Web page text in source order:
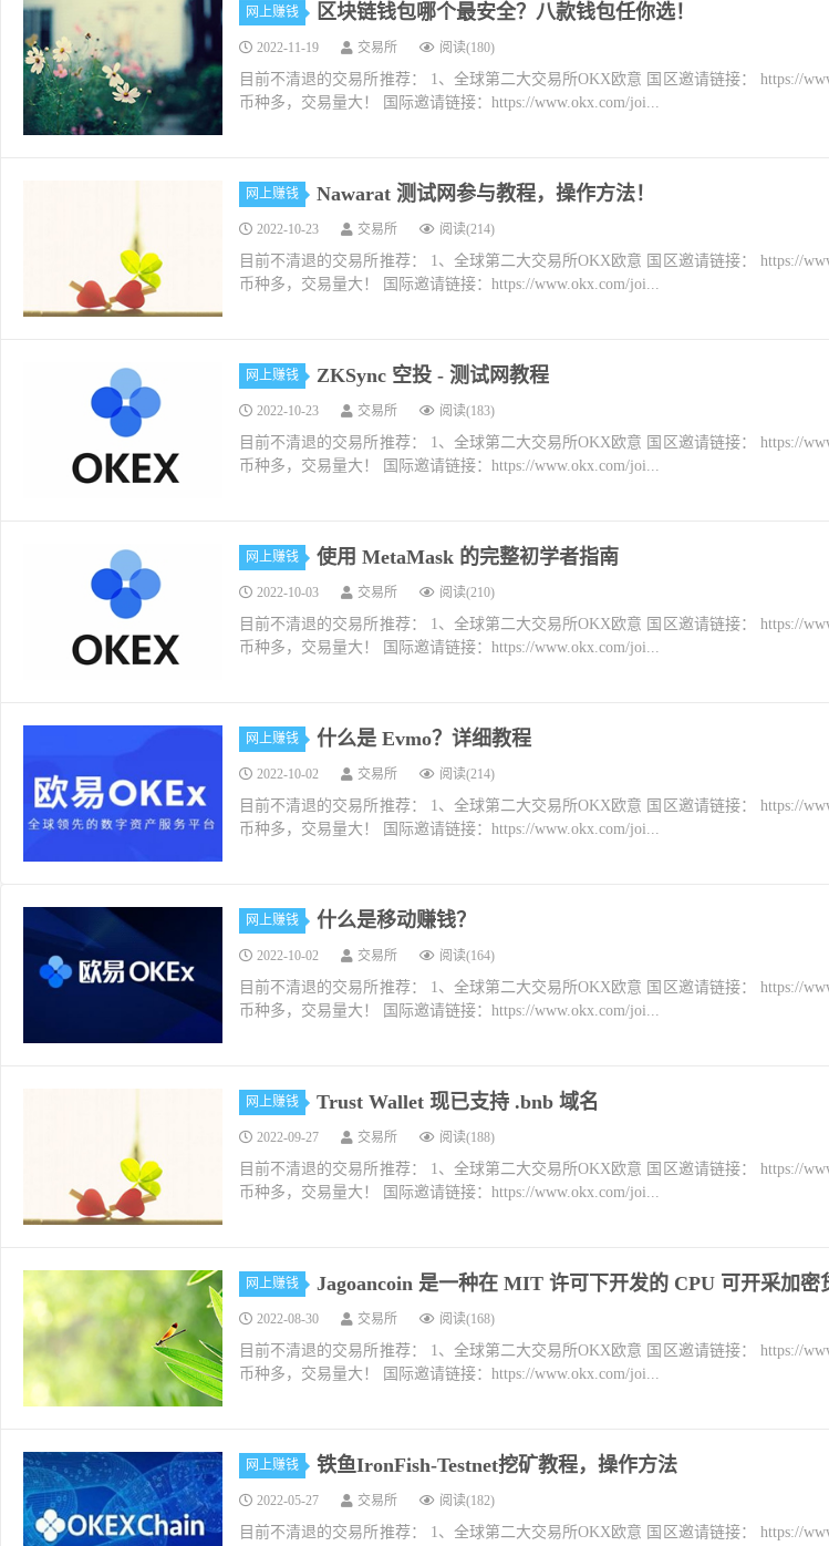
网上赚钱 区块链钱包哪个最安全？八款钱包任你选！
2022-11-19 交易所 阅读(180)
目前不清退的交易所推荐： 1、全球第二大交易所OKX欧意 国区邀请链接： https://
币种多，交易量大！ 国际邀请链接：https://www.okx.com/joi...
网上赚钱 Nawarat 测试网参与教程，操作方法！
2022-10-23 交易所 阅读(214)
目前不清退的交易所推荐： 1、全球第二大交易所OKX欧意 国区邀请链接： https://
币种多，交易量大！ 国际邀请链接：https://www.okx.com/joi...
网上赚钱 ZKSync 空投 - 测试网教程
2022-10-23 交易所 阅读(183)
目前不清退的交易所推荐： 1、全球第二大交易所OKX欧意 国区邀请链接： https://
币种多，交易量大！ 国际邀请链接：https://www.okx.com/joi...
网上赚钱 使用 MetaMask 的完整初学者指南
2022-10-03 交易所 阅读(210)
目前不清退的交易所推荐： 1、全球第二大交易所OKX欧意 国区邀请链接： https://
币种多，交易量大！ 国际邀请链接：https://www.okx.com/joi...
网上赚钱 什么是 Evmo？详细教程
2022-10-02 交易所 阅读(214)
目前不清退的交易所推荐： 1、全球第二大交易所OKX欧意 国区邀请链接： https://
币种多，交易量大！ 国际邀请链接：https://www.okx.com/joi...
网上赚钱 什么是移动赚钱？
2022-10-02 交易所 阅读(164)
目前不清退的交易所推荐： 1、全球第二大交易所OKX欧意 国区邀请链接： https://
币种多，交易量大！ 国际邀请链接：https://www.okx.com/joi...
网上赚钱 Trust Wallet 现已支持 .bnb 域名
2022-09-27 交易所 阅读(188)
目前不清退的交易所推荐： 1、全球第二大交易所OKX欧意 国区邀请链接： https://
币种多，交易量大！ 国际邀请链接：https://www.okx.com/joi...
网上赚钱 Jagoancoin 是一种在 MIT 许可下开发的 CPU 可开采加密
2022-08-30 交易所 阅读(168)
目前不清退的交易所推荐： 1、全球第二大交易所OKX欧意 国区邀请链接： https://
币种多，交易量大！ 国际邀请链接：https://www.okx.com/joi...
网上赚钱 铁鱼IronFish-Testnet挖矿教程，操作方法
2022-05-27 交易所 阅读(182)
目前不清退的交易所推荐： 1、全球第二大交易所OKX欧意 国区邀请链接： https://